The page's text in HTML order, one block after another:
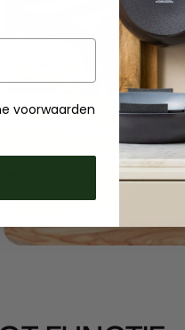
voorwaarden